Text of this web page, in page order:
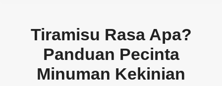
Tiramisu Rasa Apa?
Panduan Pecinta
Minuman Kekinian